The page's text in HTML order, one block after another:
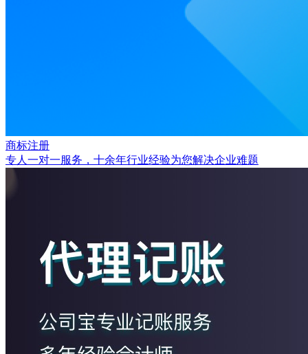
商标注册
专人一对一服务，十余年行业经验为您解决企业难题